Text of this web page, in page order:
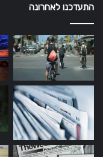
התעדכנו לאחרונה